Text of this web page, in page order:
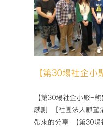
【第30場社企小
【第30場社企小聚-
感謝 【社團法人麒望
帶來的分享 【第30場